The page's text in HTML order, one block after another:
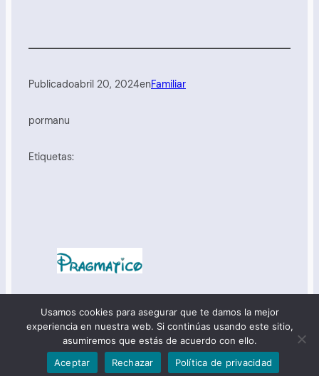
Publicadoabril 20, 2024enFamiliar
pormanu
Etiquetas:
lector::opina::comprende::política de privacidad::
política de cookies ::aviso legal::Pragmatico.es::
Usamos cookies para asegurar que te damos la mejor
experiencia en nuestra web. Si continúas usando este sitio,
asumiremos que estás de acuerdo con ello.
Aceptar
Rechazar Política de privacidad